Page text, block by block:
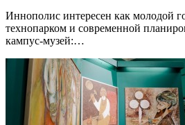
Иннополис интересен как молодой
технопарком и современной
кампус-музей:…